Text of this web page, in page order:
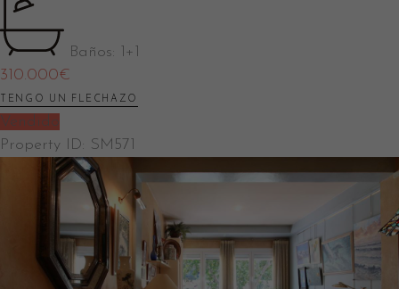
Baños: 1+1
310.000€
TENGO UN FLECHAZO
Vendido
Property ID: SM571